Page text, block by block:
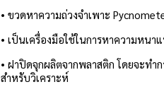
• ขวดหาความถ่วงจำเพาะ
• เป็นเครื่องมือใช้ในการหาความหน
• ฝาปิดจุกผลิตจากพลาสติก โดยจะทำ
สำหรับวิเคราะห์